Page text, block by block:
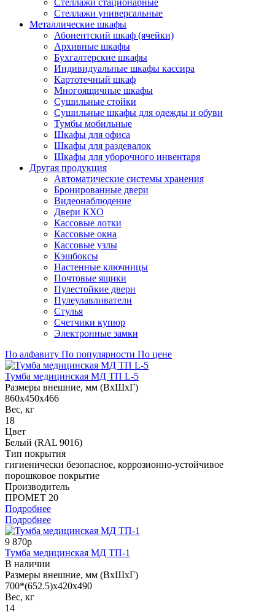
Стеллажи универсальные
Металлические шкафы
Абонентский шкаф (ячейки)
Архивные шкафы
Бухгалтерские шкафы
Индивидуальные шкафы кассира
Картотечный шкаф
Многоящичные шкафы
Сушильные стойки
Сушильные шкафы для одежды и обуви
Тумбы мобильные
Шкафы для офиса
Шкафы для раздевалок
Шкафы для уборочного инвентаря
Другая продукция
Автоматические системы хранения
Бронированные двери
Видеонаблюдение
Двери КХО
Кассовые лотки
Кассовые окна
Кассовые узлы
Кэшбоксы
Настенные ключницы
Почтовые ящики
Пулестойкие двери
Пулеулавливатели
Стулья
Счетчики купюр
Электронные замки
По алфавиту По популярности По цене
Тумба медицинская МД ТП L-5
Размеры внешние, мм (ВхШхГ)
860x450x466
Вес, кг
18
Цвет
Белый (RAL 9016)
Тип покрытия
гигиенически безопасное, коррозионно-устойчивое
порошковое покрытие
Производитель
ПРОМЕТ 20
Подробнее
Подробнее
9 870р
Тумба медицинская МД ТП-1
В наличии
Размеры внешние, мм (ВхШхГ)
700*(652.5)x420x490
Вес, кг
14